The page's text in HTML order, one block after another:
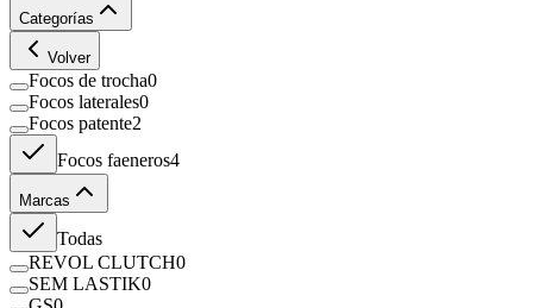
Categorías
Volver
Focos de trocha0
Focos laterales0
Focos patente2
Focos faeneros4
Marcas
Todas
REVOL CLUTCH0
SEM LASTIK0